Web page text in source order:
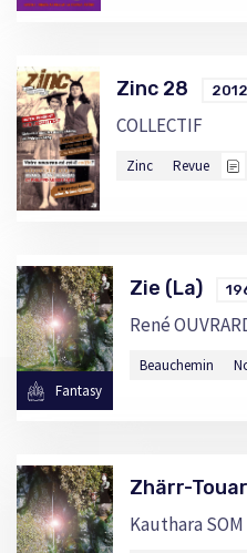
Zinc 28 2012
COLLECTIF
Zinc Revue
Fantasy
Zie (La)
René
Beauchemin
Zhärr-
Kauthara SOM